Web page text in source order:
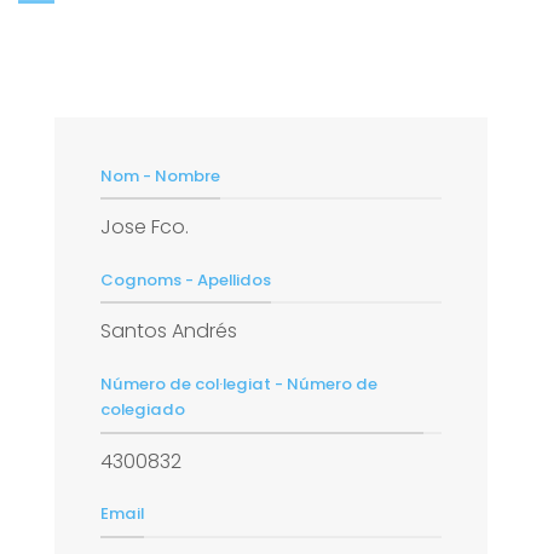
Nom - Nombre
Jose Fco.
Cognoms - Apellidos
Santos Andrés
Número de col·legiat - Número de
colegiado
4300832
Email